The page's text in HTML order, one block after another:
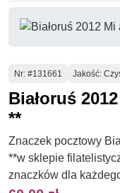
Numer
Nr: #131661 Jakość:
Białoruś
**
Znaczek pocztowy
**w sklepie
znaczków dla